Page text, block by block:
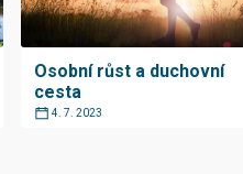
Osobní růst a duchovní
cesta
4. 7. 2023